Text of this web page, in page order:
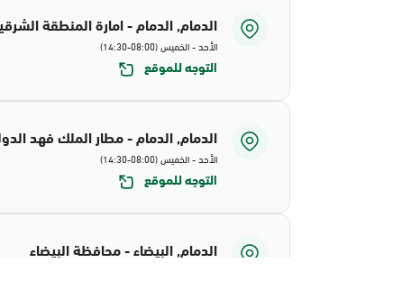
الدمام, الدمام - امارة المنطقة
الأحد - الخميس (08:00-14:30)
التوجه للموقع
الدمام, الدمام - مطار الملك فهد
الأحد - الخميس (08:00-14:30)
التوجه للموقع
الدمام, البيضاء - محافظة البيضاء